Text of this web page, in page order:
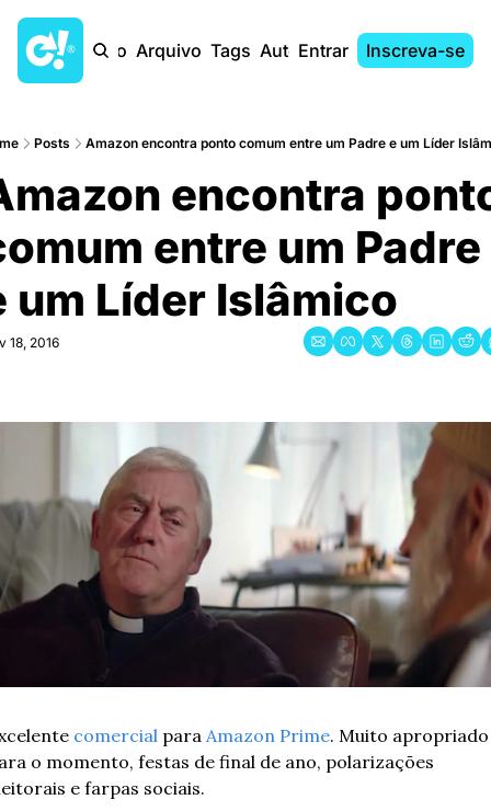
Início Arquivo Tags AutoresEntrar Inscreva-se
Posts Amazon encontra ponto comum entre um Padre e um Líder
encontra
entre um Padre
um Líder Islâmico
18, 2016
comercial para Amazon Prime. Muito apropriado
o momento, festas de final de ano, polarizações
e farpas sociais.